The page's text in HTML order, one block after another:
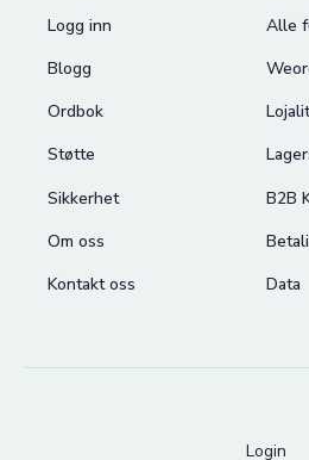
Logg inn
Blogg
Ordbok
Støtte
Sikkerhet
Om oss
Kontakt oss
Alle
B2B
Data
Login